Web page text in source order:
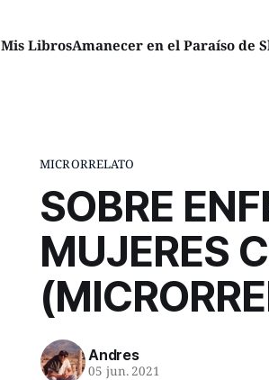
Mis LibrosAmanecer en el Paraíso de
MICRORRELATO
SOBRE
MUJERES
Andres
05 jun. 2021